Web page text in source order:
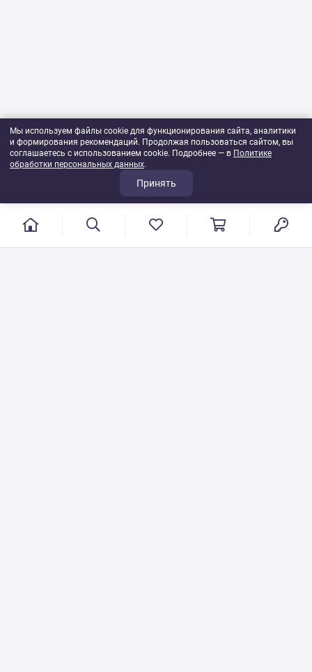
Мы используем файлы cookie для функционирования сайта, аналитики
и формирования рекомендаций. Продолжая пользоваться сайтом, вы
соглашаетесь с использованием cookie. Подробнее — в Политике
обработки персональных данных.
Принять